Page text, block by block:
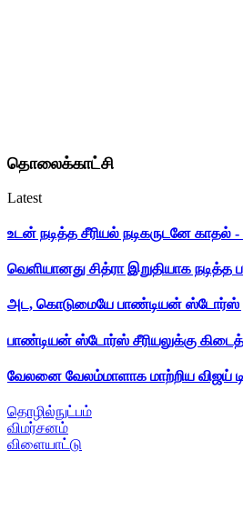
தொலைக்காட்சி
Latest
உடன் நடித்த சீரியல் நடிகருடனே
வெளியானது சித்ரா இறுதியாக நடித்த
அட, கொடுமையே பாண்டியன் ஸ்டோர்ஸ்
பாண்டியன் ஸ்டோர்ஸ் சீரியலுக்கு
வேலனை வேலம்மாளாக மாற்றிய விஜய்
தொழில்நுட்பம்
விமர்சனம்
விளையாட்டு